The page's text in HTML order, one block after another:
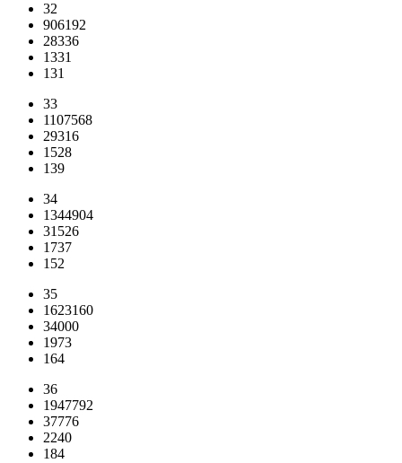
32
906192
28336
1331
131
33
1107568
29316
1528
139
34
1344904
31526
1737
152
35
1623160
34000
1973
164
36
1947792
37776
2240
184